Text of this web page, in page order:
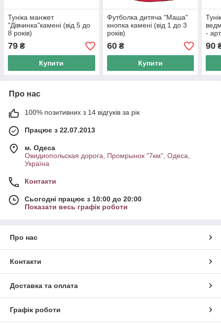
Туніка манжет
"Дівчинка"камені (від 5 до
8 років)
79 ₴
Купити
Футболка дитяча "Маша"
кнопка камені (від 1 до 3
років)
60₴
Купити
-
90
Про нас
100% позитивних з 14 відгуків за рік
Працює з 22.07.2013
м. Одеса
Овидиопольская дорога, Промрынок "7км", Одеса,
Україна
Контакти
Сьогодні працює з 10:00 до 20:00
Показати весь графік роботи
Про нас
Контакти
Доставка та оплата
Графік роботи